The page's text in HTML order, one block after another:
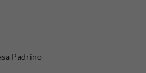
Padrino